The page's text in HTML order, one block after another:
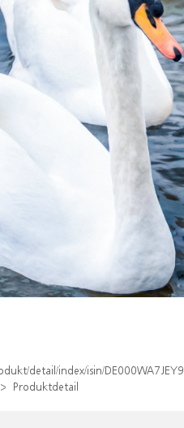
detail/index/isin/DE000WA7JEY9
Produktdetail